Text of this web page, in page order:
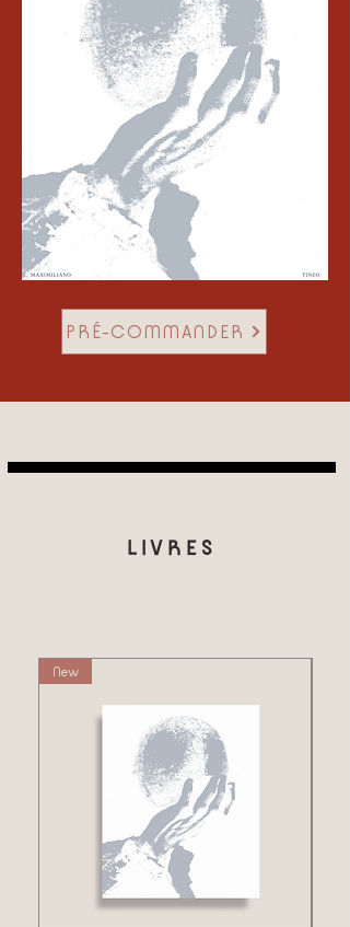
PRÉ-COMMANDER
LIVRES
New